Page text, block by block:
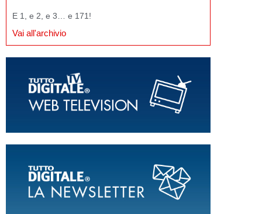
E 1, e 2, e 3… e 171!
Vai all'archivio